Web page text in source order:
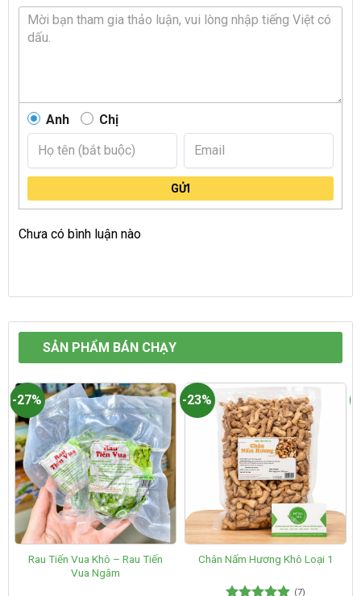
Anh Chị
GỬI
Chưa có bình luận nào
SẢN PHẨM BÁN CHẠY
-27%
Rau Tiến Vua Khô – Rau Tiến
Vua Ngâm
-23%
Chân Nấm Hương Khô Loại 1
(7)